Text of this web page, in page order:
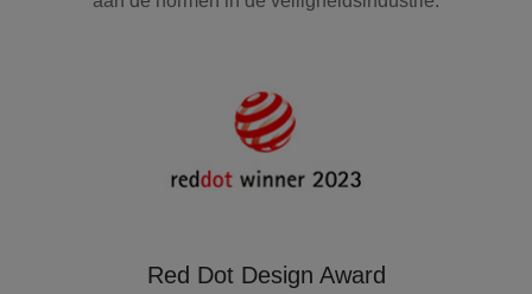
Red Dot Design Award